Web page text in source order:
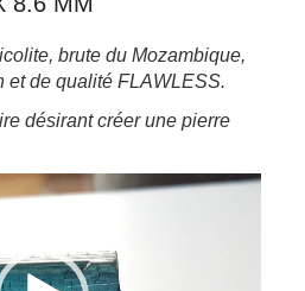
brute du Mozambique,
et de qualité FLAWLESS.
désirant créer une pierre